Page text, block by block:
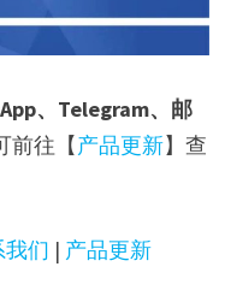
、Telegram、邮
前往【产品更新】查
我们 | 产品更新